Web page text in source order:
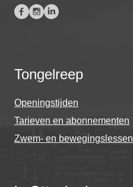
Tongelreep
Openingstijden
Tarieven en abonnementen
Zwem- en bewegingslessen